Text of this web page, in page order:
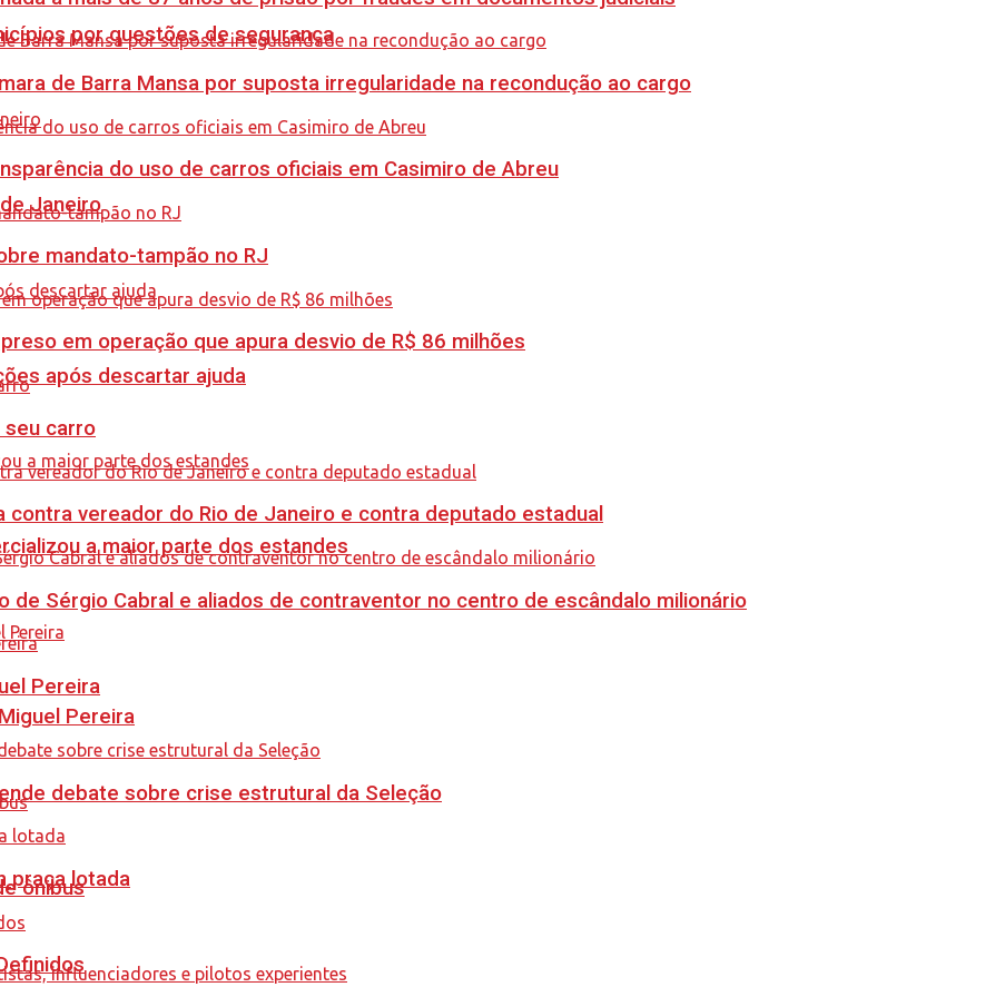
por questões de segurança
Janeiro
após descartar ajuda
a maior parte dos estandes
Pereira
ônibus
de Barra Mansa por suposta irregularidade na recondução ao cargo
do uso de carros oficiais em Casimiro de Abreu
mandato-tampão no RJ
em operação que apura desvio de R$ 86 milhões
seu carro
vereador do Rio de Janeiro e contra deputado estadual
de Sérgio Cabral e aliados de contraventor no centro de escândalo milionário
Pereira
debate sobre crise estrutural da Seleção
praça lotada